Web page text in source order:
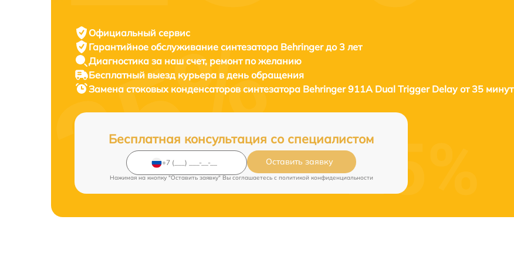
Официальный сервис
Гарантийное обслуживание синтезатора Behringer до 3 лет
Диагностика за наш счет, ремонт по желанию
Бесплатный выезд курьера в день обращения
Замена стоковых конденсаторов синтезатора Behringer 911A Dual Trigger Delay от 35 минут
Бесплатная консультация со специалистом
Оставить заявку
Нажимая на кнопку "Оставить заявку" Вы соглашаетесь c политикой конфиденциальности